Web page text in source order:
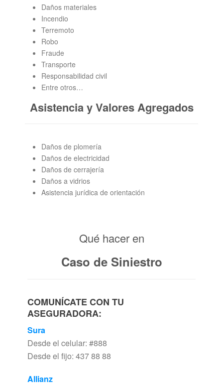
Daños materiales
Incendio
Terremoto
Robo
Fraude
Transporte
Responsabilidad civil
Entre otros…
Asistencia y Valores Agregados
Daños de plomería
Daños de electricidad
Daños de cerrajería
Daños a vidrios
Asistencia jurídica de orientación
Qué hacer en
Caso de Siniestro
COMUNÍCATE CON TU
ASEGURADORA:
Sura
Desde el celular: #888
Desde el fijo: 437 88 88
Allianz